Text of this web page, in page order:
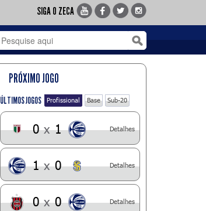
SIGA O ZECA
PRÓXIMO JOGO
ÚLTIMOS JOGOS Profissional Base Sub-20
0 x 1 Detalhes
1 x 0 Detalhes
0 x 0 Detalhes